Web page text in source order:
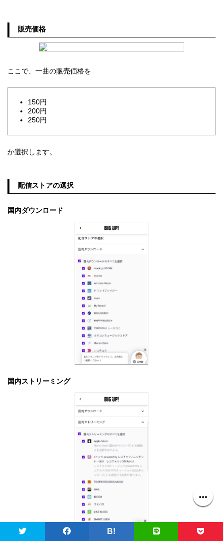
販売価格
ここで、一曲の販売価格を
150円
200円
250円
か選択します。
配信ストアの選択
国内ダウンロード
国内ストリーミング
B!